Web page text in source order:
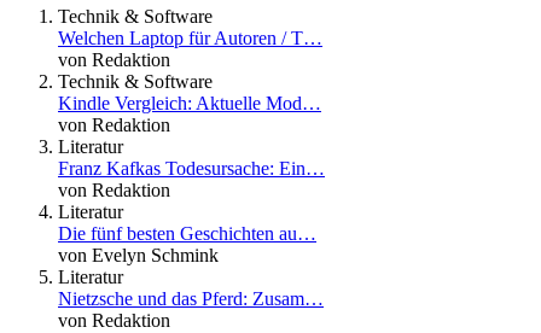
Technik & Software
Welchen Laptop für Autoren / T…
von Redaktion
Technik & Software
Kindle Vergleich: Aktuelle Mod…
von Redaktion
Literatur
Franz Kafkas Todesursache: Ein…
von Redaktion
Literatur
Die fünf besten Geschichten au…
von Evelyn Schmink
Literatur
Nietzsche und das Pferd: Zusam…
von Redaktion